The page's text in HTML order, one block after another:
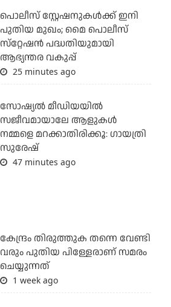
പൊലീസ് സ്റ്റേഷനുകള്‍ക്ക് ഇനി
പുതിയ മുഖം; മൈ പൊലീസ്
സ്‌റ്റേഷന്‍ പദ്ധതിയുമായി
ആഭ്യന്തര വകുപ്പ്
25 minutes ago
സോഷ്യൽ മീഡിയയിൽ
സജീവമായാലേ ആളുകൾ
നമ്മളെ മറക്കാതിരിക്കൂ: ഗായത്രി
സുരേഷ്
47 minutes ago
കേന്ദ്രം തിരുത്തുക തന്നെ വേണ്ടി
വരും പുതിയ പിള്ളേരാണ് സമരം
ചെയ്യുന്നത്
1 week ago